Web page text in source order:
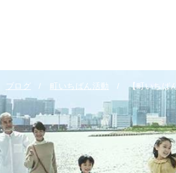
ブログ 町いちばん活動 【町いちば